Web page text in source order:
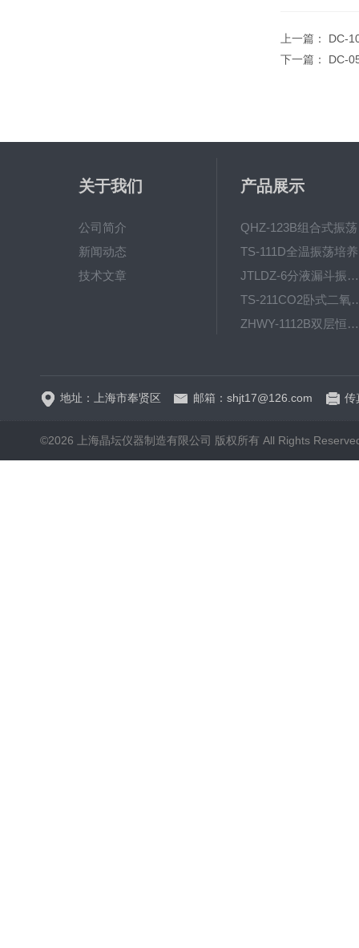
上一篇： DC-
下一篇： DC-
关于我们
公司简介
新闻动态
技术文章
产品展示
JTLDZ-6分液漏斗振荡器
TS-211CO2卧式
ZHWY-1112B双层恒温培养摇床
地址：上海市奉贤区 邮箱：shjt17@126.com 传
©2026 上海晶坛仪器制造有限公司 版权所有 All Rights